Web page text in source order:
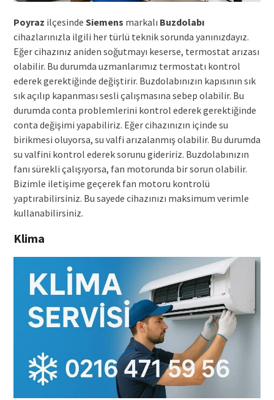
Poyraz ilçesinde Siemens markalı Buzdolabı
cihazlarınızla ilgili her türlü teknik sorunda yanınızdayız.
Eğer cihazınız aniden soğutmayı keserse, termostat arızası
olabilir. Bu durumda uzmanlarımız termostatı kontrol
ederek gerektiğinde değiştirir. Buzdolabınızın kapısının sık
sık açılıp kapanması sesli çalışmasına sebep olabilir. Bu
durumda conta problemlerini kontrol ederek gerektiğinde
conta değişimi yapabiliriz. Eğer cihazınızın içinde su
birikmesi oluyorsa, su valfi arızalanmış olabilir. Bu durumda
su valfini kontrol ederek sorunu gideririz. Buzdolabınızın
fanı sürekli çalışıyorsa, fan motorunda bir sorun olabilir.
Bizimle iletişime geçerek fan motoru kontrolü
yaptırabilirsiniz. Bu sayede cihazınızı maksimum verimle
kullanabilirsiniz.
Klima